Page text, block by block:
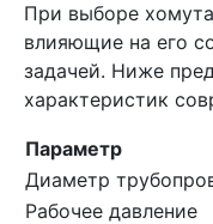
При выборе
влияющие на его
задачей. Ниже
характеристик
Параметр
Диаметр
Рабочее давление